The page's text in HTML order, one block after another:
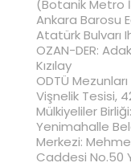
(Botanik Metro
Ankara Barosu
Atatürk Bulvarı
OZAN-DER:
Kızılay
ODTÜ
Vişnelik Tesisi,
Mülkiyeliler
Yenimahalle
Merkezi:
Caddesi No.50